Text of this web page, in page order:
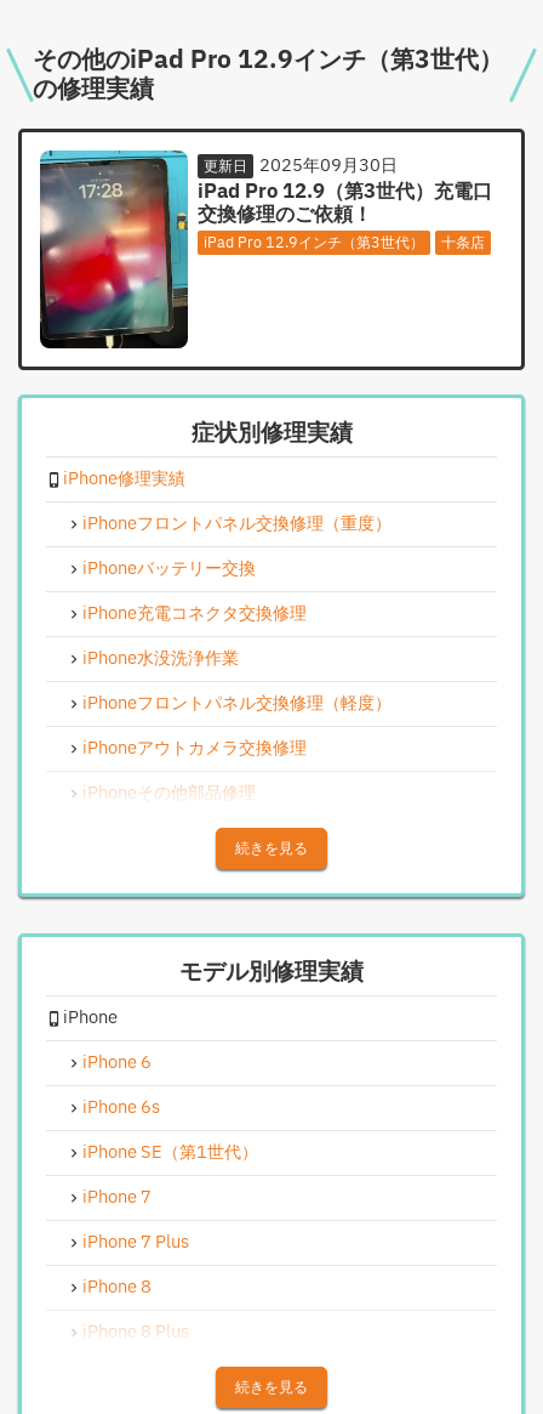
その他のiPad Pro 12.9インチ（第3世代）
の修理実績
更新日 2025年09月30日
iPad Pro 12.9（第3世代）充電口
交換修理のご依頼！
iPad Pro 12.9インチ（第3世代） 十条店
症状別修理実績
iPhone修理実績
iPhoneフロントパネル交換修理（重度）
iPhoneバッテリー交換
iPhone充電コネクタ交換修理
iPhone水没洗浄作業
iPhoneフロントパネル交換修理（軽度）
iPhoneアウトカメラ交換修理
iPhoneその他部品修理
iPhoneアウトカメラレンズ交換修理
iPhoneスピーカー関連修理
iPhoneカメラレンズガラス交換修理
iPhoneインカメラ交換修理
iPhoneリンゴループ、システム復旧
iPhone基板破損修理（軽度）
iPhoneバイブレータ交換修理
Android修理実績
Androidフロントパネル交換修理
Androidバッテリー交換
Android水没洗浄作業
Androidその他部品修理
続きを見る
モデル別修理実績
iPhone
iPhone 6
iPhone 6s
iPhone SE（第1世代）
iPhone 7
iPhone 7 Plus
iPhone 8
iPhone 8 Plus
続きを見る